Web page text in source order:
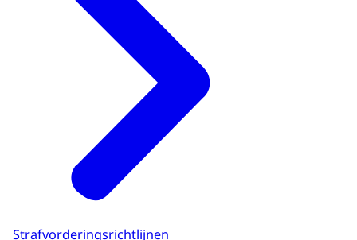
Strafvorderingsrichtlijnen